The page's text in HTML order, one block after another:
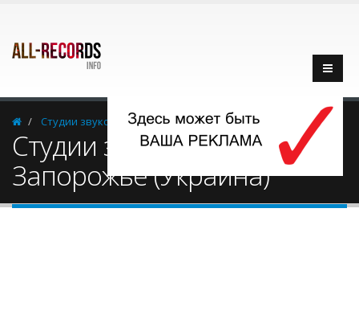
Cтудии звукозаписи Украина Запорожье
Cтудии звукозаписи -
Запорожье (Украина)